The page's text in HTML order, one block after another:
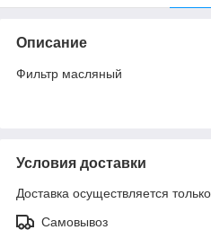
Описание
Фильтр масляный
Условия доставки
Доставка осуществляется
Самовывоз